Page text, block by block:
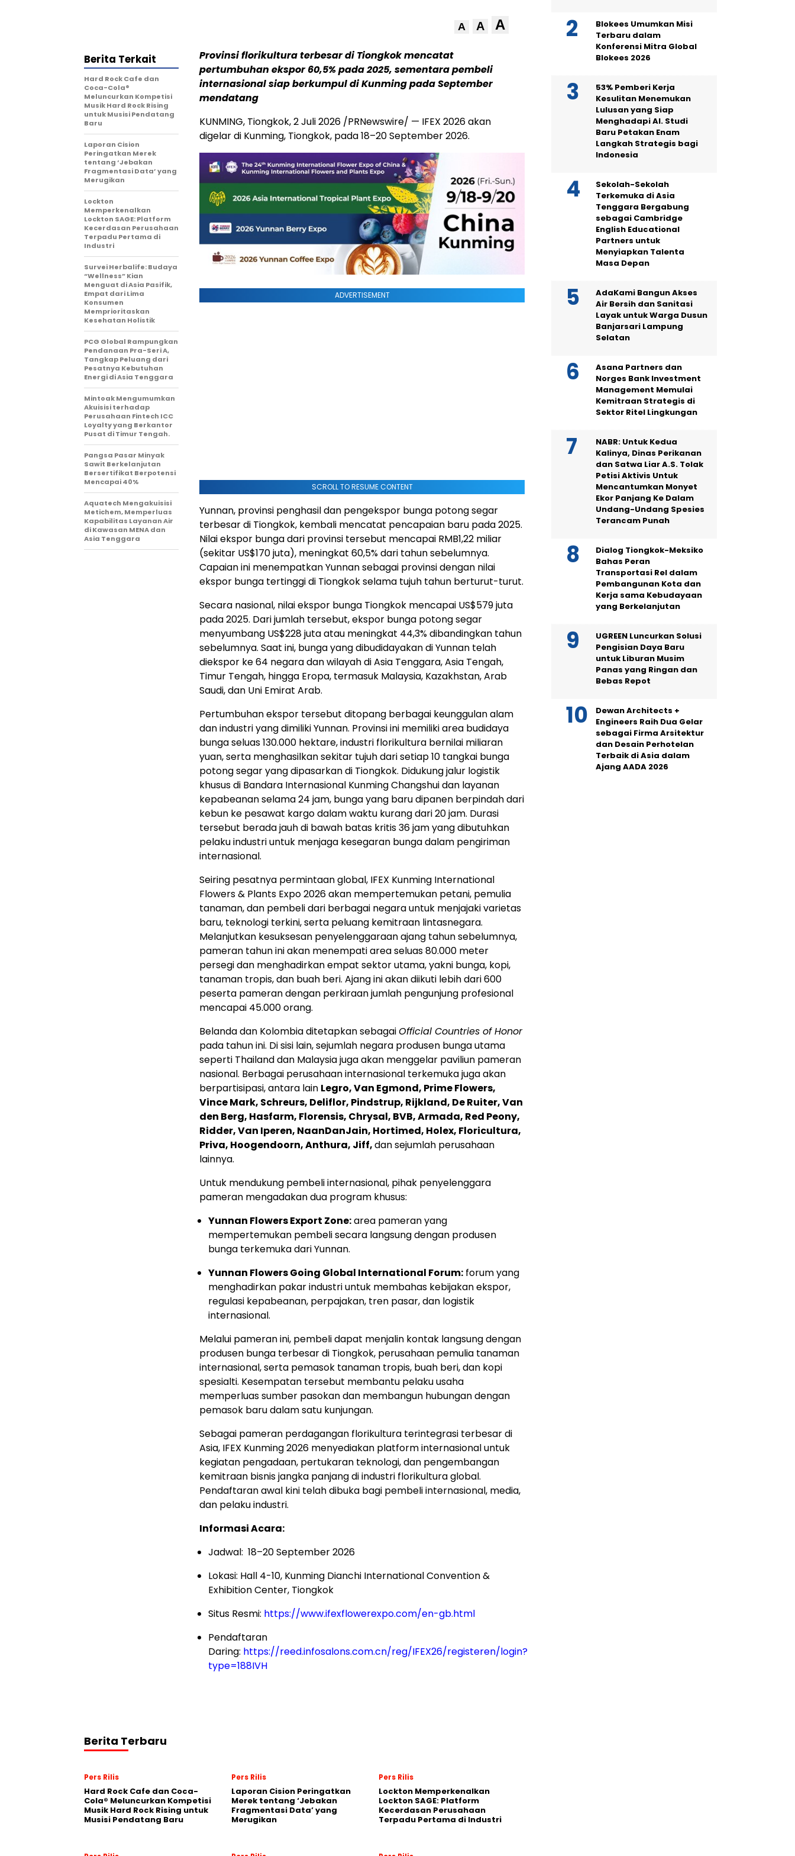
A A A
Provinsi florikultura terbesar di Tiongkok mencatat
pertumbuhan ekspor 60,5% pada 2025, sementara pembeli
internasional siap berkumpul di Kunming pada September
mendatang
KUNMING, Tiongkok,2 Juli 2026 /PRNewswire/ — IFEX 2026 akan
digelar di Kunming, Tiongkok, pada 18–20 September 2026.
ADVERTISEMENT
SCROLL TO RESUME CONTENT
Yunnan, provinsi penghasil dan pengekspor bunga potong segar
terbesar di Tiongkok, kembali mencatat pencapaian baru pada 2025.
Nilai ekspor bunga dari provinsi tersebut mencapai RMB1,22 miliar
(sekitar US$170 juta), meningkat 60,5% dari tahun sebelumnya.
Capaian ini menempatkan Yunnan sebagai provinsi dengan nilai
ekspor bunga tertinggi di Tiongkok selama tujuh tahun berturut-turut.
Secara nasional, nilai ekspor bunga Tiongkok mencapai US$579 juta
pada 2025. Dari jumlah tersebut, ekspor bunga potong segar
menyumbang US$228 juta atau meningkat 44,3% dibandingkan tahun
sebelumnya. Saat ini, bunga yang dibudidayakan di Yunnan telah
diekspor ke 64 negara dan wilayah di Asia Tenggara, Asia Tengah,
Timur Tengah, hingga Eropa, termasuk Malaysia, Kazakhstan, Arab
Saudi, dan Uni Emirat Arab.
Pertumbuhan ekspor tersebut ditopang berbagai keunggulan alam
dan industri yang dimiliki Yunnan. Provinsi ini memiliki area budidaya
bunga seluas 130.000 hektare, industri florikultura bernilai miliaran
yuan, serta menghasilkan sekitar tujuh dari setiap 10 tangkai bunga
potong segar yang dipasarkan di Tiongkok. Didukung jalur logistik
khusus di Bandara Internasional Kunming Changshui dan layanan
kepabeanan selama 24 jam, bunga yang baru dipanen berpindah dari
kebun ke pesawat kargo dalam waktu kurang dari 20 jam. Durasi
tersebut berada jauh di bawah batas kritis 36 jam yang dibutuhkan
pelaku industri untuk menjaga kesegaran bunga dalam pengiriman
internasional.
Seiring pesatnya permintaan global, IFEX Kunming International
Flowers & Plants Expo 2026 akan mempertemukan petani, pemulia
tanaman, dan pembeli dari berbagai negara untuk menjajaki varietas
baru, teknologi terkini, serta peluang kemitraan lintasnegara.
Melanjutkan kesuksesan penyelenggaraan ajang tahun sebelumnya,
pameran tahun ini akan menempati area seluas 80.000 meter
persegi dan menghadirkan empat sektor utama, yakni bunga, kopi,
tanaman tropis, dan buah beri. Ajang ini akan diikuti lebih dari 600
peserta pameran dengan perkiraan jumlah pengunjung profesional
mencapai 45.000 orang.
Belanda dan Kolombia ditetapkan sebagaiOfficial Countries of Honor
pada tahun ini. Di sisi lain, sejumlah negara produsen bunga utama
seperti Thailand dan Malaysia juga akan menggelar paviliun pameran
nasional. Berbagai perusahaan internasional terkemuka juga akan
berpartisipasi, antara lain Legro, Van Egmond, Prime Flowers,
Vince Mark, Schreurs, Deliflor, Pindstrup, Rijkland, De Ruiter, Van
den Berg, Hasfarm, Florensis, Chrysal, BVB, Armada, Red Peony,
Ridder, Van Iperen, NaanDanJain, Hortimed, Holex, Floricultura,
Priva, Hoogendoorn, Anthura, Jiff,dan sejumlah perusahaan
lainnya.
Untuk mendukung pembeli internasional, pihak penyelenggara
pameran mengadakan dua program khusus:
Yunnan Flowers Export Zone:area pameran yang
mempertemukan pembeli secara langsung dengan produsen
bunga terkemuka dari Yunnan.
Yunnan Flowers Going Global International Forum: forum yang
menghadirkan pakar industri untuk membahas kebijakan ekspor,
regulasi kepabeanan, perpajakan, tren pasar, dan logistik
internasional.
Melalui pameran ini, pembeli dapat menjalin kontak langsung dengan
produsen bunga terbesar di Tiongkok, perusahaan pemulia tanaman
internasional, serta pemasok tanaman tropis, buah beri, dan kopi
spesialti. Kesempatan tersebut membantu pelaku usaha
memperluas sumber pasokan dan membangun hubungan dengan
pemasok baru dalam satu kunjungan.
Sebagai pameran perdagangan florikultura terintegrasi terbesar di
Asia, IFEX Kunming 2026 menyediakan platform internasional untuk
kegiatan pengadaan, pertukaran teknologi, dan pengembangan
kemitraan bisnis jangka panjang di industri florikultura global.
Pendaftaran awal kini telah dibuka bagi pembeli internasional, media,
dan pelaku industri.
Informasi Acara:
Jadwal: 18–20 September 2026
Lokasi: Hall 4-10, Kunming Dianchi International Convention &
Exhibition Center, Tiongkok
Situs Resmi: https://www.ifexflowerexpo.com/en-gb.html
Pendaftaran
Daring: https://reed.infosalons.com.cn/reg/IFEX26/registeren/login?
type=188IVH
Berita Terkait
Hard Rock Cafe dan
Coca-Cola®
Meluncurkan Kompetisi
Musik Hard Rock Rising
untuk Musisi Pendatang
Baru
Laporan Cision
Peringatkan Merek
tentang ‘Jebakan
Fragmentasi Data’ yang
Merugikan
Lockton
Memperkenalkan
Lockton SAGE: Platform
Kecerdasan Perusahaan
Terpadu Pertama di
Industri
Survei Herbalife: Budaya
“Wellness” Kian
Menguat di Asia Pasifik,
Empat dari Lima
Konsumen
Memprioritaskan
Kesehatan Holistik
PCG Global Rampungkan
Pendanaan Pra-Seri A,
Tangkap Peluang dari
Pesatnya Kebutuhan
Energi di Asia Tenggara
Mintoak Mengumumkan
Akuisisi terhadap
Perusahaan Fintech ICC
Loyalty yang Berkantor
Pusat di Timur Tengah.
Pangsa Pasar Minyak
Sawit Berkelanjutan
Bersertifikat Berpotensi
Mencapai 40%
Aquatech Mengakuisisi
Metichem, Memperluas
Kapabilitas Layanan Air
di Kawasan MENA dan
Asia Tenggara
Berita Terbaru
Pers Rilis
Hard Rock Cafe dan Coca-
Cola® Meluncurkan Kompetisi
Musik Hard Rock Rising untuk
Musisi Pendatang Baru
Pers Rilis
Laporan Cision Peringatkan
Merek tentang ‘Jebakan
Fragmentasi Data’ yang
Merugikan
Pers Rilis
Lockton Memperkenalkan
Lockton SAGE: Platform
Kecerdasan Perusahaan
Terpadu Pertama di Industri
Blokees Umumkan Misi
Terbaru dalam
Konferensi Mitra Global
Blokees 2026
53% Pemberi Kerja
Kesulitan Menemukan
Lulusan yang Siap
Menghadapi AI. Studi
Baru Petakan Enam
Langkah Strategis bagi
Indonesia
Sekolah-Sekolah
Terkemuka di Asia
Tenggara Bergabung
sebagai Cambridge
English Educational
Partners untuk
Menyiapkan Talenta
Masa Depan
AdaKami Bangun Akses
Air Bersih dan Sanitasi
Layak untuk Warga Dusun
Banjarsari Lampung
Selatan
Asana Partners dan
Norges Bank Investment
Management Memulai
Kemitraan Strategis di
Sektor Ritel Lingkungan
NABR: Untuk Kedua
Kalinya, Dinas Perikanan
dan Satwa Liar A.S. Tolak
Petisi Aktivis Untuk
Mencantumkan Monyet
Ekor Panjang Ke Dalam
Undang-Undang Spesies
Terancam Punah
Dialog Tiongkok-Meksiko
Bahas Peran
Transportasi Rel dalam
Pembangunan Kota dan
Kerja sama Kebudayaan
yang Berkelanjutan
UGREEN Luncurkan Solusi
Pengisian Daya Baru
untuk Liburan Musim
Panas yang Ringan dan
Bebas Repot
Dewan Architects +
Engineers Raih Dua Gelar
sebagai Firma Arsitektur
dan Desain Perhotelan
Terbaik di Asia dalam
Ajang AADA 2026